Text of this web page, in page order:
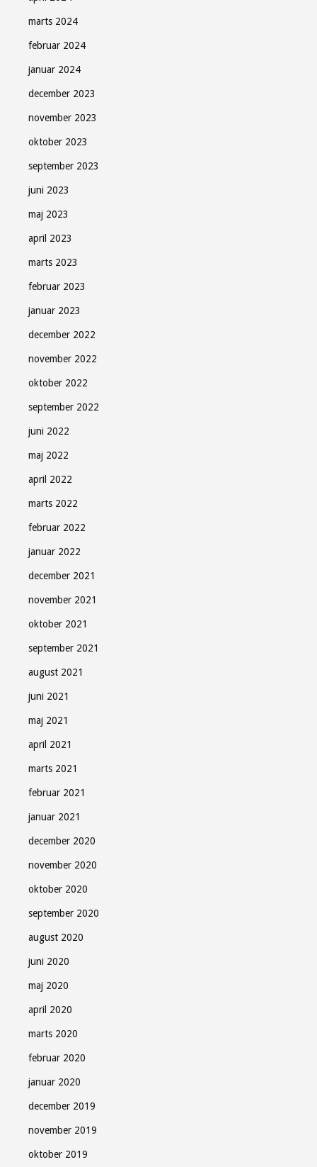
marts 2024
februar 2024
januar 2024
december 2023
november 2023
oktober 2023
september 2023
juni 2023
maj 2023
april 2023
marts 2023
februar 2023
januar 2023
december 2022
november 2022
oktober 2022
september 2022
juni 2022
maj 2022
april 2022
marts 2022
februar 2022
januar 2022
december 2021
november 2021
oktober 2021
september 2021
august 2021
juni 2021
maj 2021
april 2021
marts 2021
februar 2021
januar 2021
december 2020
november 2020
oktober 2020
september 2020
august 2020
juni 2020
maj 2020
april 2020
marts 2020
februar 2020
januar 2020
december 2019
november 2019
oktober 2019